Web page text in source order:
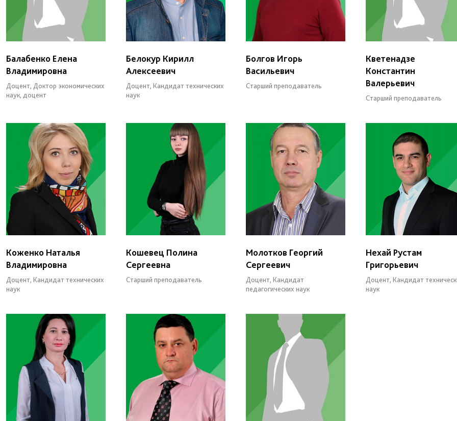
Балабенко Елена
Владимировна
Доцент, Доктор экономических
наук, доцент
Белокур Кирилл
Алексеевич
Доцент, Кандидат технических
наук
Болгов Игорь
Васильевич
Старший преподаватель
Кветенадзе
Константин
Валерьевич
Старший преподаватель
Коженко Наталья
Владимировна
Доцент, Кандидат технических
наук
Кошевец Полина
Сергеевна
Старший преподаватель
Молотков Георгий
Сергеевич
Доцент, Кандидат
педагогических наук
Нехай Рустам
Григорьевич
Доцент, Кандидат
наук